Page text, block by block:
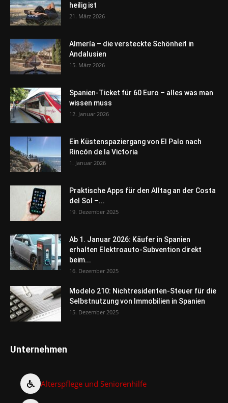
heilig ist
21. März 2026
Almería – die versteckte Schönheit in
Andalusien
15. März 2026
Spanien-Ticket für 60 Euro – alles was man
wissen muss
12. Januar 2026
Ein Küstenspaziergang von El Palo nach
Rincón de la Victoria
1. Januar 2026
Praktische Apps für den Alltag an der Costa
del Sol –...
19. Dezember 2025
Ab 1. Januar 2026: Käufer in Spanien
erhalten Elektroauto-Subvention direkt
beim...
16. Dezember 2025
Modelo 210: Nichtresidenten-Steuer für die
Selbstnutzung von Immobilien in Spanien
15. Dezember 2025
Unternehmen
Alterspflege und Seniorenhilfe